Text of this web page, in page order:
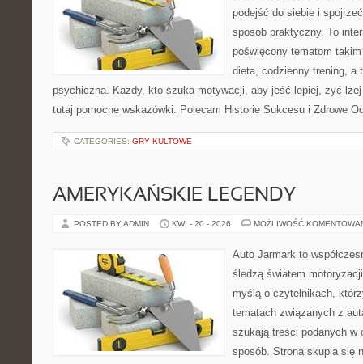
podejść do siebie i
sposób praktyczny. To
poświęcony tematom
dieta, codzienny trening, a
psychiczna. Każdy, kto szuka motywacji, aby jeść lepiej, żyć
tutaj pomocne wskazówki. Polecam Historie Sukcesu i Zdrowe
CATEGORIES: GRY KULTOWE
AMERYKAŃSKIE LEGENDY
POSTED BY ADMIN KWI - 20 - 2026 MOŻLIWOŚĆ
Auto Jarmark to
śledzą światem
myślą o czytelnikach,
tematach związanych z
szukają treści podanych w
sposób. Strona skupia się